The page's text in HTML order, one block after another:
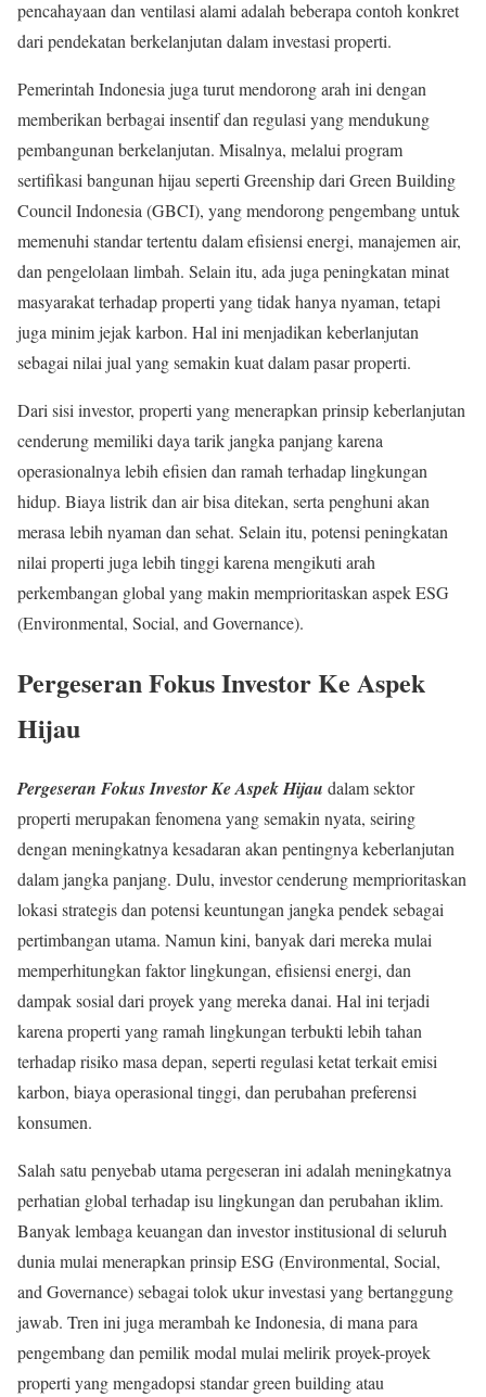
pencahayaan dan ventilasi alami adalah beberapa contoh konkret
dari pendekatan berkelanjutan dalam investasi properti.
Pemerintah Indonesia juga turut mendorong arah ini dengan
memberikan berbagai insentif dan regulasi yang mendukung
pembangunan berkelanjutan. Misalnya, melalui program
sertifikasi bangunan hijau seperti Greenship dari Green Building
Council Indonesia (GBCI), yang mendorong pengembang untuk
memenuhi standar tertentu dalam efisiensi energi, manajemen air,
dan pengelolaan limbah. Selain itu, ada juga peningkatan minat
masyarakat terhadap properti yang tidak hanya nyaman, tetapi
juga minim jejak karbon. Hal ini menjadikan keberlanjutan
sebagai nilai jual yang semakin kuat dalam pasar properti.
Dari sisi investor, properti yang menerapkan prinsip keberlanjutan
cenderung memiliki daya tarik jangka panjang karena
operasionalnya lebih efisien dan ramah terhadap lingkungan
hidup. Biaya listrik dan air bisa ditekan, serta penghuni akan
merasa lebih nyaman dan sehat. Selain itu, potensi peningkatan
nilai properti juga lebih tinggi karena mengikuti arah
perkembangan global yang makin memprioritaskan aspek ESG
(Environmental, Social, and Governance).
Pergeseran Fokus Investor Ke Aspek
Hijau
Pergeseran Fokus Investor Ke Aspek Hijau dalam sektor
properti merupakan fenomena yang semakin nyata, seiring
dengan meningkatnya kesadaran akan pentingnya keberlanjutan
dalam jangka panjang. Dulu, investor cenderung memprioritaskan
lokasi strategis dan potensi keuntungan jangka pendek sebagai
pertimbangan utama. Namun kini, banyak dari mereka mulai
memperhitungkan faktor lingkungan, efisiensi energi, dan
dampak sosial dari proyek yang mereka danai. Hal ini terjadi
karena properti yang ramah lingkungan terbukti lebih tahan
terhadap risiko masa depan, seperti regulasi ketat terkait emisi
karbon, biaya operasional tinggi, dan perubahan preferensi
konsumen.
Salah satu penyebab utama pergeseran ini adalah meningkatnya
perhatian global terhadap isu lingkungan dan perubahan iklim.
Banyak lembaga keuangan dan investor institusional di seluruh
dunia mulai menerapkan prinsip ESG (Environmental, Social,
and Governance) sebagai tolok ukur investasi yang bertanggung
jawab. Tren ini juga merambah ke Indonesia, di mana para
pengembang dan pemilik modal mulai melirik proyek-proyek
properti yang mengadopsi standar green building atau